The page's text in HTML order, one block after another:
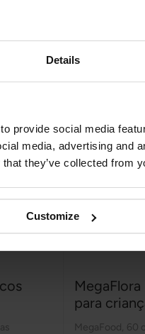
Details
provide social media
media, advertising and
they’ve collected from
Customize
para
MegaFood 60